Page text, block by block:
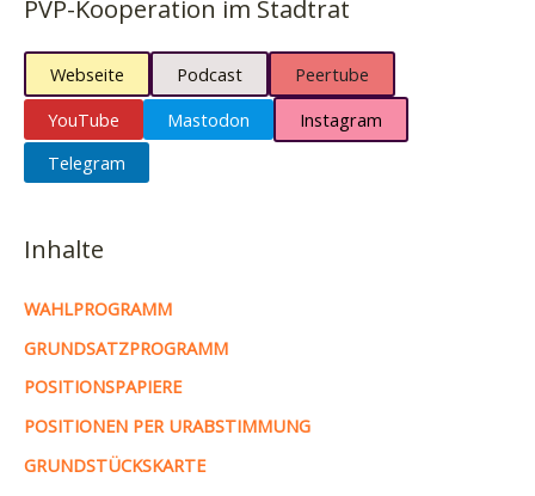
PVP-Kooperation im Stadtrat
Webseite Podcast
Peertube
YouTube
Mastodon
Instagram
Telegram
Inhalte
WAHLPROGRAMM
GRUNDSATZPROGRAMM
POSITIONSPAPIERE
POSITIONEN PER URABSTIMMUNG
GRUNDSTÜCKSKARTE